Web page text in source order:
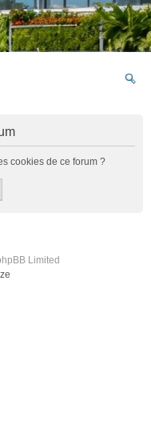
cookies de ce forum ?
Limited